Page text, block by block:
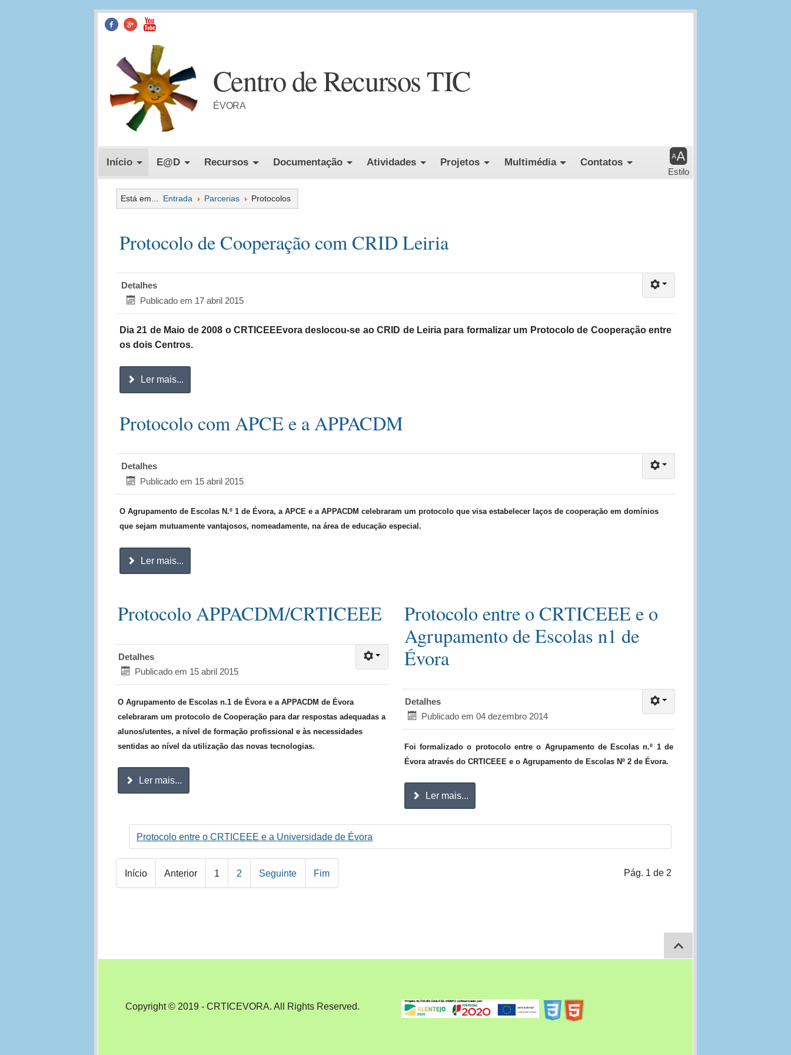
Facebook
Google+
YouTube
Centro de Recursos TIC
ÉVORA
Menu Principal
Início E@D Recursos Documentação Atividades Projetos Multimédia Contatos
Estilo
Está em... Entrada Parcerias Protocolos
Protocolo de Cooperação com CRID Leiria
Detalhes
Publicado em 17 abril 2015
Dia 21 de Maio de 2008 o CRTICEEEvora deslocou-se ao CRID de Leiria para formalizar um Protocolo de Cooperação entre
os dois Centros.
Ler mais...
Protocolo com APCE e a APPACDM
Detalhes
Publicado em 15 abril 2015
O Agrupamento de Escolas N.º 1 de Évora, a APCE e a APPACDM celebraram um protocolo que visa estabelecer laços de cooperação em domínios
que sejam mutuamente vantajosos, nomeadamente, na área de educação especial.
Ler mais...
Protocolo APPACDM/CRTICEEE
Detalhes
Publicado em 15 abril 2015
O Agrupamento de Escolas n.1 de Évora e a APPACDM de Évora
celebraram um protocolo de Cooperação para dar respostas adequadas a
alunos/utentes, a nível de formação profissional e às necessidades
sentidas ao nível da utilização das novas tecnologias.
Ler mais...
Protocolo entre o CRTICEEE e o
Agrupamento de Escolas n1 de
Évora
Detalhes
Publicado em 04 dezembro 2014
Foi formalizado o protocolo entre o Agrupamento de Escolas n.º 1 de
Évora através do CRTICEEE e o Agrupamento de Escolas Nº 2 de Évora.
Ler mais...
Protocolo entre o CRTICEEE e a Universidade de Évora
Pág. 1 de 2
Início Anterior 1 2 Seguinte Fim
Saltar para topo da pagina
Copyright © 2019 - CRTICEVORA. All Rights Reserved.